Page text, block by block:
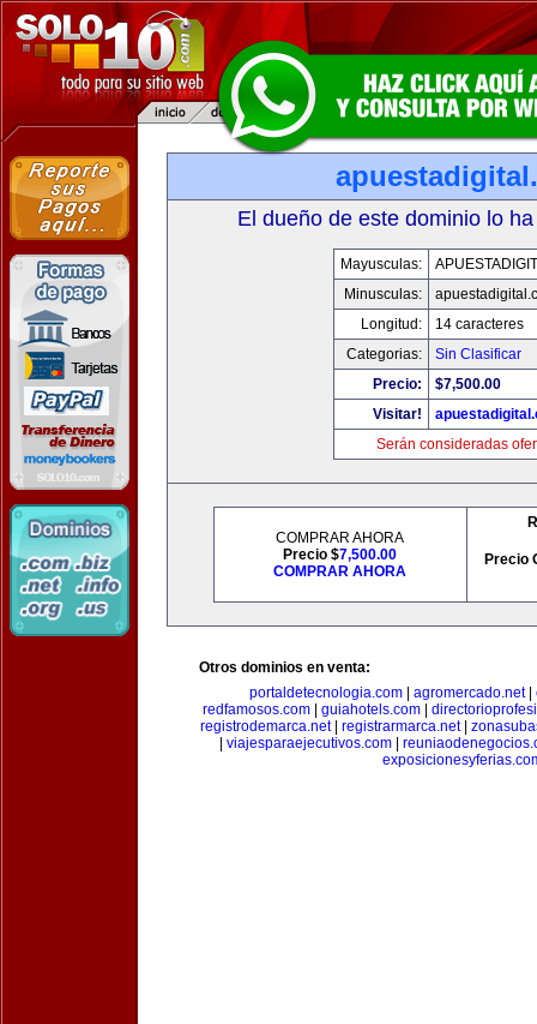
El dueño de este dominio lo
Mayusculas:
Minusculas:
Longitud:
14 caracteres
Categorias:
Sin Clasificar
Precio:
$7,500.00
Visitar!
Serán consideradas
COMPRAR AHORA
Precio $7,500.00
COMPRAR AHORA
Precio
Otros dominios en venta:
portaldetecnologia.com
agromercado.net|
redfamosos.com| guiahotels.com|
registrodemarca.net| registrarmarca.net|
viajesparaejecutivos.com|